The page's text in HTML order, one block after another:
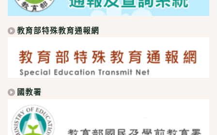
教育部特殊教育通報網
國教署